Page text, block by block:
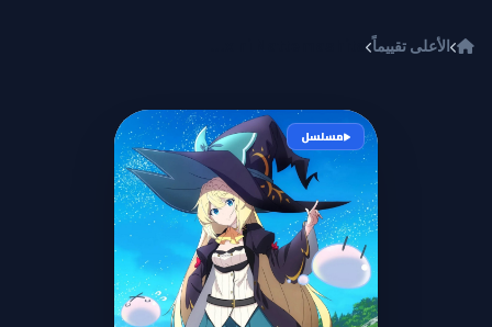
الأعلى تقييماً
مسلسل